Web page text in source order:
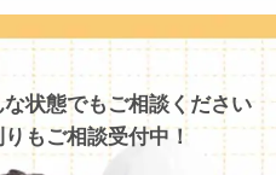
状態でもご相談ください
もご相談受付中！